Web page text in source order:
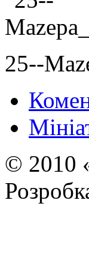
25--
© 2010